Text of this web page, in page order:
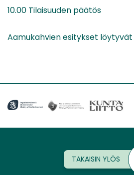
10.00 Tilaisuuden päätös
Aamukahvien esitykset löytyvät
TAKAISIN YLÖS